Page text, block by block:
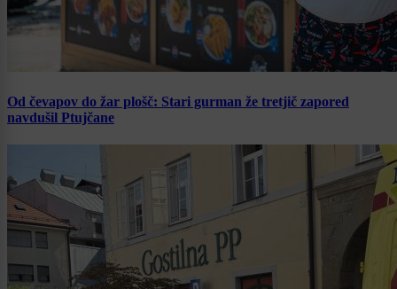
Od čevapov do žar plošč: Stari gurman že tretjič zapored
navdušil Ptujčane